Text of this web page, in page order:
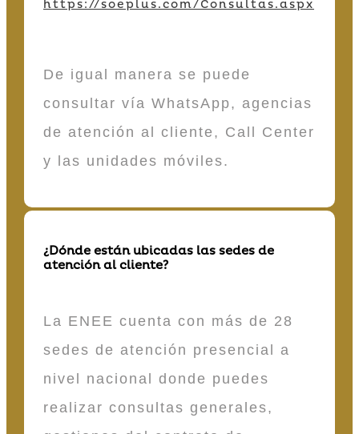
https://soeplus.com/Consultas.aspx
De igual manera se puede
consultar vía WhatsApp, agencias
de atención al cliente, Call Center
y las unidades móviles.
¿Dónde están ubicadas las sedes de
atención al cliente?
La ENEE cuenta con más de 28
sedes de atención presencial a
nivel nacional donde puedes
realizar consultas generales,